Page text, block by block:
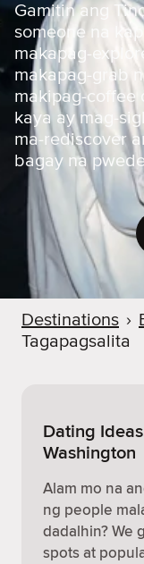
Gamitin ang
someone na
makapag-
makapag-grab
makipag-coffee
kaya ay mag-
ma-rediscover
bagay na
Destinations ›
Tagapagsalita
Dating
Washington
Alam mo na
ng people
dadalhin? We
spots at